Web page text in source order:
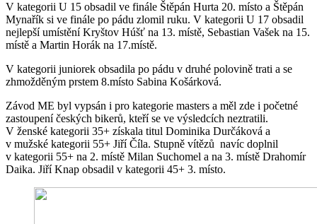
V kategorii U 15 obsadil ve finále Štěpán Hurta 20. místo a Štěpán
Mynařík si ve finále po pádu zlomil ruku. V kategorii U 17 obsadil
nejlepší umístění Kryštov Húšť na 13. místě, Sebastian Vašek na 15.
místě a Martin Horák na 17.místě.
V kategorii juniorek obsadila po pádu v druhé polovině trati a se
zhmožděným prstem 8.místo Sabina Košárková.
Závod ME byl vypsán i pro kategorie masters a měl zde i početné
zastoupení českých bikerů, kteří se ve výsledcích neztratili.
V ženské kategorii 35+ získala titul Dominika Durčáková a
v mužské kategorii 55+ Jiří Číla. Stupně vítězů navíc doplnil
v kategorii 55+ na 2. místě Milan Suchomel a na 3. místě Drahomír
Daika. Jiří Knap obsadil v kategorii 45+ 3. místo.